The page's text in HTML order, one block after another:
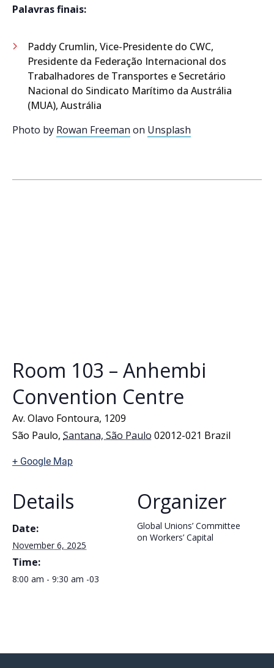
Palavras finais:
Paddy Crumlin, Vice-Presidente do CWC,
Presidente da Federação Internacional dos
Trabalhadores de Transportes e Secretário
Nacional do Sindicato Marítimo da Austrália
(MUA), Austrália
Photo by Rowan Freeman on Unsplash
Details
Date:
November 6, 2025
Time:
8:00 am - 9:30 am -03
Organizer
Global Unions’ Committee
on Workers’ Capital
Room 103 – Anhembi
Convention Centre
Av. Olavo Fontoura, 1209
São Paulo, Santana, São Paulo 02012-021 Brazil
+ Google Map